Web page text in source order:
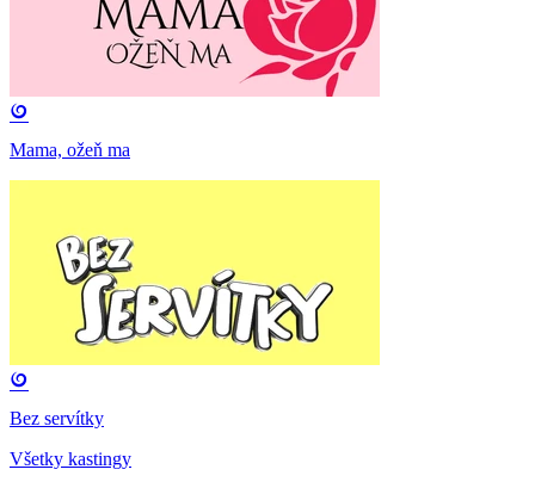
Mama, ožeň ma
Bez servítky
Všetky kastingy